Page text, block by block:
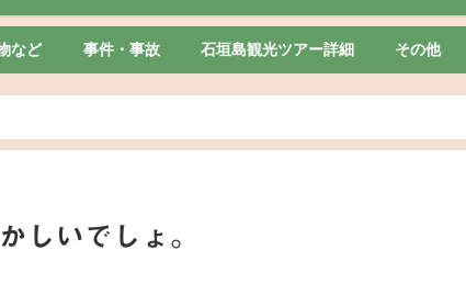
など 事件・事故 石垣島観光ツアー詳細 その他
しいでしょ。